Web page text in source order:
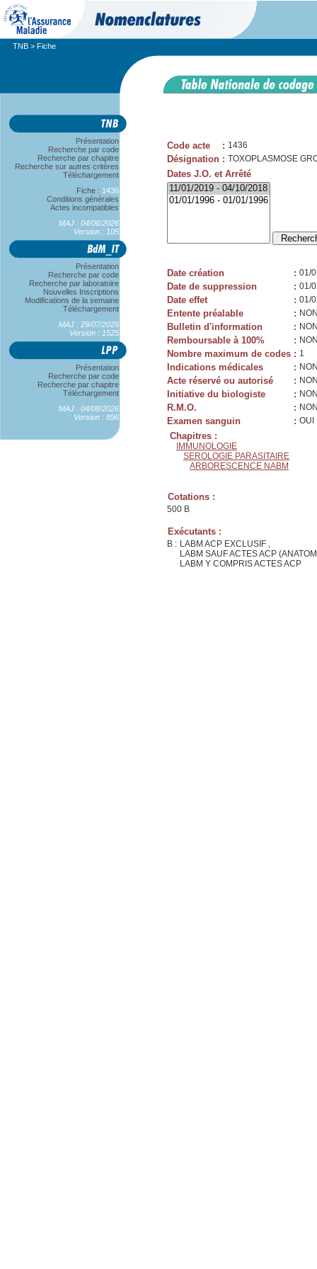
TNB > Fiche
Présentation
Recherche par code
Recherche par chapitre
Recherche sur autres critères
Téléchargement
Fiche : 1436
Conditions générales
Actes incompatibles
MAJ : 04/06/2026
Version : 105
Présentation
Recherche par code
Recherche par laboratoire
Nouvelles Inscriptions
Modifications de la semaine
Téléchargement
MAJ : 29/07/2026
Version : 1525
Présentation
Recherche par code
Recherche par chapitre
Téléchargement
MAJ : 04/08/2026
Version : 896
Code acte : 1436
Désignation : TOXOPLASMOSE
Dates J.O. et Arrêté
Date création : 01/
Date de suppression : 01/
Date effet : 01/
Entente préalable :
Bulletin d'information :
Remboursable à 100% :
Nombre maximum de codes : 1
Indications médicales :
Acte réservé ou autorisé :
Initiative du biologiste :
R.M.O. :
Examen sanguin : OUI
Chapitres :
IMMUNOLOGIE
SEROLOGIE PARASITAIRE
ARBORESCENCE NABM
Cotations :
500 B
Exécutants :
B : LABM ACP EXCLUSIF ,
LABM SAUF ACTES ACP
LABM Y COMPRIS ACTES ACP